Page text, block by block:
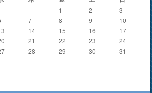
1 2
3
7 8 9
10
14 15 16
17
21 22 23
24
28 29 30 31